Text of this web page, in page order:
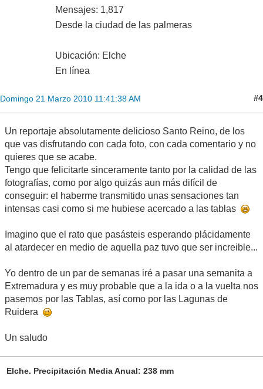
Mensajes: 1,817
Desde la ciudad de las palmeras
Ubicación: Elche
En línea
Domingo 21 Marzo 2010 11:41:38 AM #4
Un reportaje absolutamente delicioso Santo Reino, de los
que vas disfrutando con cada foto, con cada comentario y no
quieres que se acabe.
Tengo que felicitarte sinceramente tanto por la calidad de las
fotografías, como por algo quizás aun más difícil de
conseguir: el haberme transmitido unas sensaciones tan
intensas casi como si me hubiese acercado a las tablas
Imagino que el rato que pasásteis esperando plácidamente
al atardecer en medio de aquella paz tuvo que ser increible...
Yo dentro de un par de semanas iré a pasar una semanita a
Extremadura y es muy probable que a la ida o a la vuelta nos
pasemos por las Tablas, así como por las Lagunas de
Ruidera
Un saludo
Elche. Precipitación Media Anual: 238 mm